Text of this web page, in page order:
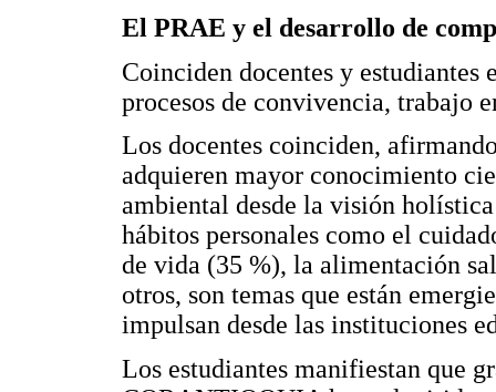
El PRAE y el desarrollo de
Coinciden docentes y
procesos de convivencia, trabajo
Los docentes coinciden,
adquieren mayor conocimiento
ambiental desde la visión
hábitos personales como el
de vida (35 %), la alimentación
otros, son temas que están
impulsan desde las instituciones
Los estudiantes manifiestan que